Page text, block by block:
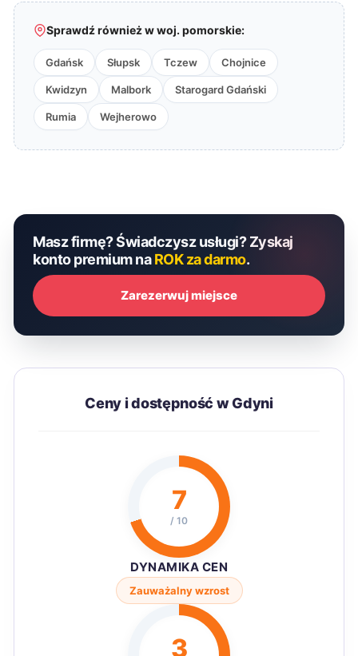
Sprawdź również w woj. pomorskie:
Gdańsk Słupsk Tczew Chojnice
Kwidzyn Malbork Starogard Gdański
Rumia Wejherowo
Masz firmę? Świadczysz usługi? Zyskaj
konto premium naROK za darmo.
Zarezerwuj miejsce
Ceny i dostępność w Gdyni
7
/ 10
DYNAMIKA CEN
Zauważalny wzrost
3